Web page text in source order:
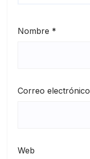
Nombre *
Correo electrónico
Web